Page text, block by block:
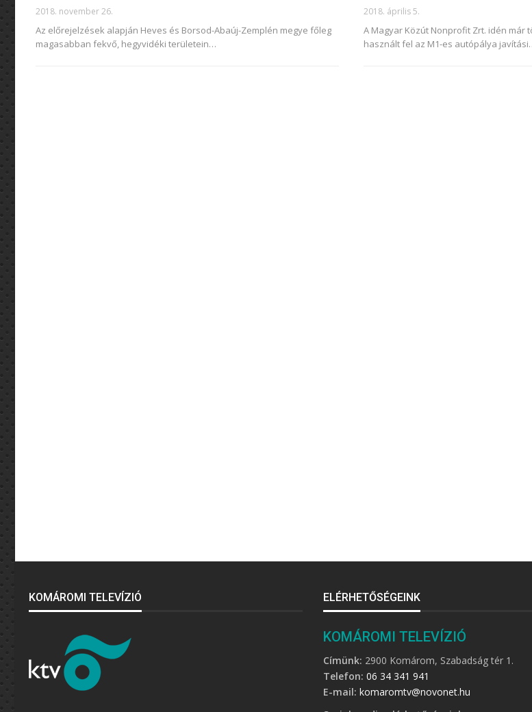
2018. november 26.
Az előrejelzések alapján Heves és Borsod-Abaúj-Zemplén megye főleg
magasabban fekvő, hegyvidéki területein…
2018. április 5.
A Magyar Közút Nonprofit Zrt. idén már
használt fel az M1-es autópálya
KOMÁROMI TELEVÍZIÓ ELÉRHETŐSÉGEINK
KOMÁROMI TELEVÍZIÓ
Címünk: 2900 Komárom, Szabadság tér 1.
Telefon: 06 34 341 941
E-mail: komaromtv@novonet.hu